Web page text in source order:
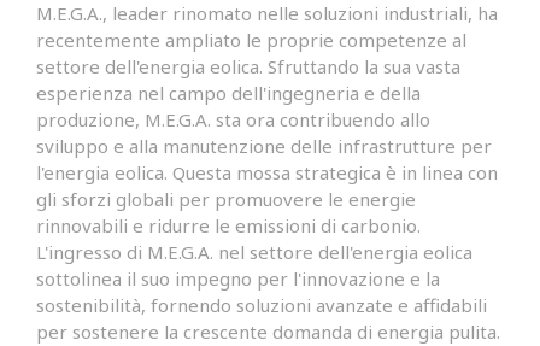
M.E.G.A., leader rinomato nelle soluzioni industriali, ha
recentemente ampliato le proprie competenze al
settore dell'energia eolica. Sfruttando la sua vasta
esperienza nel campo dell'ingegneria e della
produzione, M.E.G.A. sta ora contribuendo allo
sviluppo e alla manutenzione delle infrastrutture per
l'energia eolica. Questa mossa strategica è in linea con
gli sforzi globali per promuovere le energie
rinnovabili e ridurre le emissioni di carbonio.
L'ingresso di M.E.G.A. nel settore dell'energia eolica
sottolinea il suo impegno per l'innovazione e la
sostenibilità, fornendo soluzioni avanzate e affidabili
per sostenere la crescente domanda di energia pulita.